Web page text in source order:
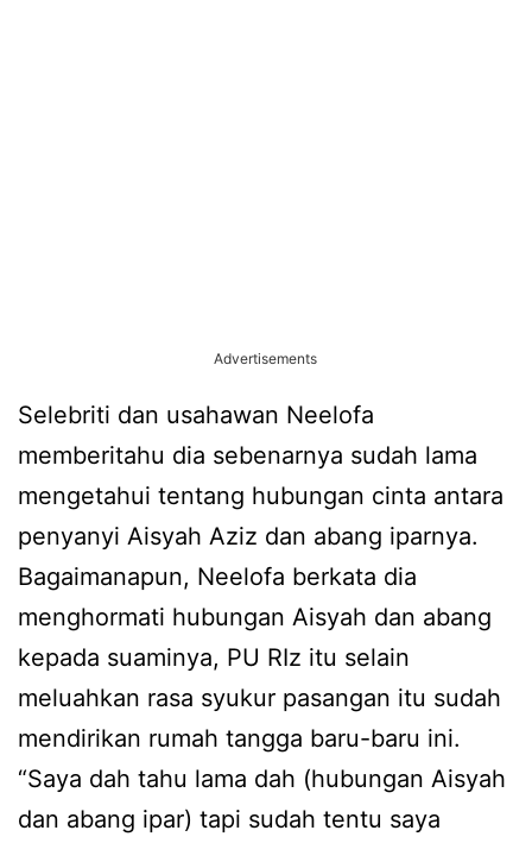
Advertisements
Selebriti dan usahawan Neelofa
memberitahu dia sebenarnya sudah lama
mengetahui tentang hubungan cinta antara
penyanyi Aisyah Aziz dan abang iparnya.
Bagaimanapun, Neelofa berkata dia
menghormati hubungan Aisyah dan abang
kepada suaminya, PU RIz itu selain
meluahkan rasa syukur pasangan itu sudah
mendirikan rumah tangga baru-baru ini.
“Saya dah tahu lama dah (hubungan Aisyah
dan abang ipar) tapi sudah tentu saya